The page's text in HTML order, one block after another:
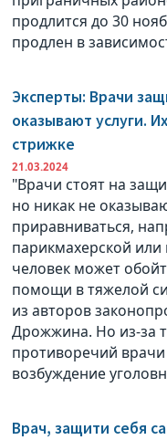
продлится до 30
продлен в
Эксперты: Врачи
оказывают услуги.
стрижке
21.03.2024
"Врачи стоят на
но никак не
приравниваться,
парикмахерской или
человек может
помощи в тяжелой
из авторов
Дрожжина. Но из-за
противоречий
возбуждение
Врач, защити себя